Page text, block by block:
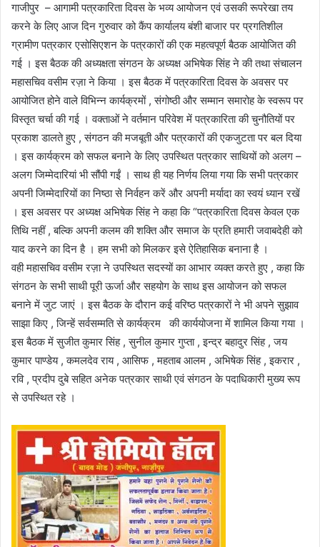
गाजीपुर – आगामी पत्रकारिता दिवस के भव्य आयोजन एवं उसकी रूपरेखा तय
करने के लिए आज दिन गुरुवार को कैंप कार्यालय बंशी बाजार पर प्रगतिशील
ग्रामीण पत्रकार एसोसिएशन के पत्रकारों की एक महत्वपूर्ण बैठक आयोजित की
गई । इस बैठक की अध्यक्षता संगठन के अध्यक्ष अभिषेक सिंह ने की तथा संचालन
महासचिव वसीम रज़ा ने किया । इस बैठक में पत्रकारिता दिवस के अवसर पर
आयोजित होने वाले विभिन्न कार्यक्रमों , संगोष्ठी और सम्मान समारोह के स्वरूप पर
विस्तृत चर्चा की गई । वक्ताओं ने वर्तमान परिवेश में पत्रकारिता की चुनौतियों पर
प्रकाश डालते हुए , संगठन की मजबूती और पत्रकारों की एकजुटता पर बल दिया
। इस कार्यक्रम को सफल बनाने के लिए उपस्थित पत्रकार साथियों को अलग –
अलग जिम्मेदारियां भी सौंपी गईं । साथ ही यह निर्णय लिया गया कि सभी पत्रकार
अपनी जिम्मेदारियों का निष्ठा से निर्वहन करें और अपनी मर्यादा का स्वयं ध्यान रखें
। इस अवसर पर अध्यक्ष अभिषेक सिंह ने कहा कि “पत्रकारिता दिवस केवल एक
तिथि नहीं , बल्कि अपनी कलम की शक्ति और समाज के प्रति हमारी जवाबदेही को
याद करने का दिन है । हम सभी को मिलकर इसे ऐतिहासिक बनाना है ।
वही महासचिव वसीम रज़ा ने उपस्थित सदस्यों का आभार व्यक्त करते हुए , कहा कि
संगठन के सभी साथी पूरी ऊर्जा और सहयोग के साथ इस आयोजन को सफल
बनाने में जुट जाएं । इस बैठक के दौरान कई वरिष्ठ पत्रकारों ने भी अपने सुझाव
साझा किए , जिन्हें सर्वसम्मति से कार्यक्रम की कार्ययोजना में शामिल किया गया ।
इस बैठक में सुजीत कुमार सिंह , सुनील कुमार गुप्ता , इन्द्र बहादुर सिंह , जय
कुमार पाण्डेय , कमलदेव राय , आसिफ , महताब आलम , अभिषेक सिंह , इकरार ,
रवि , प्रदीप दुबे सहित अनेक पत्रकार साथी एवं संगठन के पदाधिकारी मुख्य रूप
से उपस्थित रहे ।